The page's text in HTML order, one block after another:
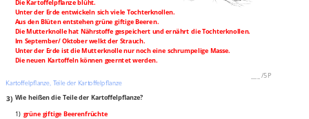
Die Kartoffelpflanze blüht.
Unter der Erde entwickeln sich viele Tochterknollen.
Aus den Blüten entstehen grüne giftige Beeren.
Die Mutterknolle hat Nährstoffe gespeichert und ernährt die Tochterknollen.
Im September/ Oktober welkt der Strauch.
Unter der Erde ist die Mutterknolle nur noch eine schrumpelige Masse.
Die neuen Kartoffeln können geerntet werden.
/5P
Kartoffelpflanze, Teile der Kartoffelpflanze
3) Wie heißen die Teile der Kartoffelpflanze?
1) grüne giftige Beerenfrüchte